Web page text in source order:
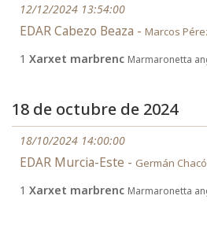
12/12/2024 13:54:00
EDAR Cabezo Beaza - Marcos
1 Xarxet marbrenc Marmaronetta
18 de octubre de 2024
18/10/2024 14:00:00
EDAR Murcia-Este - Germán
1 Xarxet marbrenc Marmaronetta